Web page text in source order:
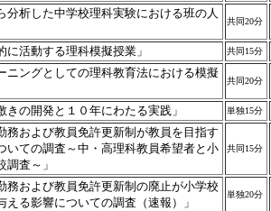
分析した中学校理科実験における班の人
共同20分
に活動する理科模擬授業」 共同15分
ニングとしての理科教育法における模擬
共同20分
きの開発と１０年にわたる実践」 単独15分
務および教員免許更新制が教員を目指す
いての調査～中・高理科教員希望者と小
査～」
共同15分
務および教員免許更新制の廃止が小学校
る影響についての調査（速報）」
単独20分